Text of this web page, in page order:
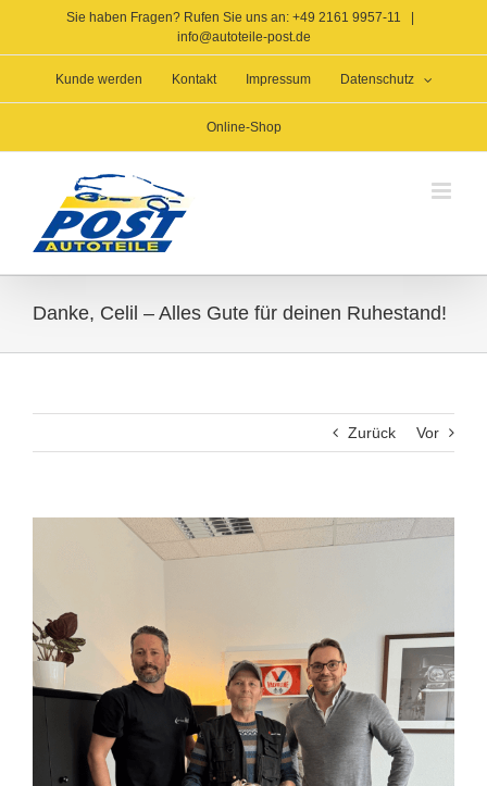
springen
Sie haben Fragen? Rufen Sie uns an: +49 2161 9957-11
info@autoteile-post.de
Kunde werden Kontakt Impressum Datenschutz
Online-Shop
Danke, Celil – Alles Gute für deinen Ruhestand!
Zurück Vor